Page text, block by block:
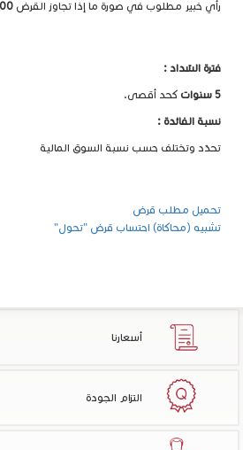
رأي خبير مطلوب في صورة ما إذا تجاوز القرض
فترة السّداد :
5 سنوات
كحد أقصى.
نسبة الفائدة :
تحدّد وتختلف حسب نسبة السوق المالية
تحميل مطلب قرض
تشبيه (محاكاة) احتساب قرض "تحول"
أسعارنا
التزام الجودة